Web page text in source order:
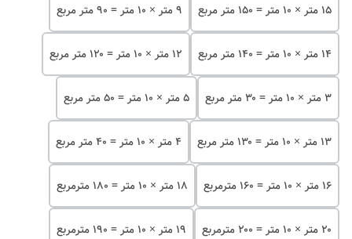
۱۵ متر × ۱۰ متر = ۱۵۰ متر مربع ۹ متر × ۱۰ متر = ۹۰ متر مربع
۱۴ متر × ۱۰ متر = ۱۴۰ متر مربع ۱۲ متر × ۱۰ متر = ۱۲۰ متر مربع
۳ متر × ۱۰ متر = ۳۰ متر مربع ۵ متر × ۱۰ متر = ۵۰ متر مربع
۱۳ متر × ۱۰ متر = ۱۳۰ متر مربع ۴ متر × ۱۰ متر = ۴۰ متر مربع
۱۶ متر × ۱۰ متر = ۱۶۰ مترمربع ۱۸ متر × ۱۰ متر = ۱۸۰ مترمربع
۲۰ متر × ۱۰ متر = ۲۰۰ مترمربع ۱۹ متر × ۱۰ متر = ۱۹۰ مترمربع